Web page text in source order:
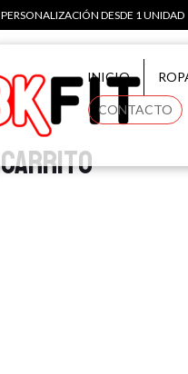
PERSONALIZACIÓN DESDE 1 UNIDAD
INICIO
CONTACTO
Carrito